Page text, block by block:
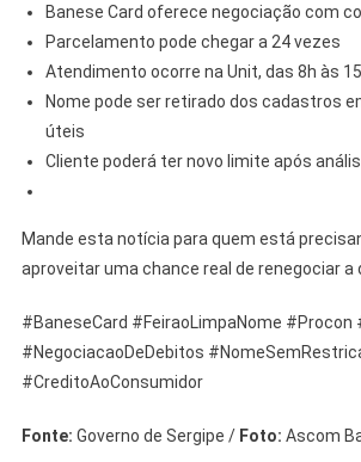
Banese Card oferece negociação com
Parcelamento pode chegar a 24 vezes
Atendimento ocorre na Unit, das 8h às
Nome pode ser retirado dos cadastros
úteis
Cliente poderá ter novo limite após
Mande esta notícia para quem está
aproveitar uma chance real de renegociar a
#BaneseCard #FeiraoLimpaNome #Procon
#NegociacaoDeDebitos
#CreditoAoConsumidor
Fonte: Governo de Sergipe / Foto: Ascom